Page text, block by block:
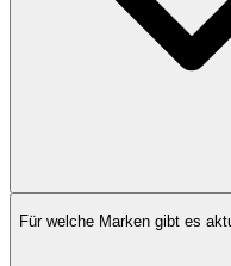
Für welche Marken gibt es